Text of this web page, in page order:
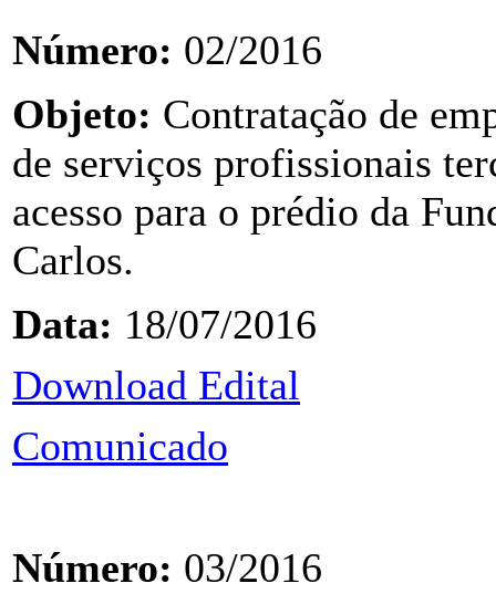
Número: 02/2016
Objeto: Contratação de
de serviços profissionais
acesso para o prédio da
Carlos.
Data: 18/07/2016
Download Edital
Comunicado
Número: 03/2016